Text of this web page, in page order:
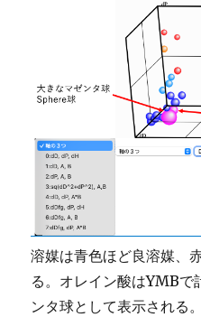
溶媒は青色ほど良溶媒、
る。オレイン酸はYMBで
ンタ球として表示される